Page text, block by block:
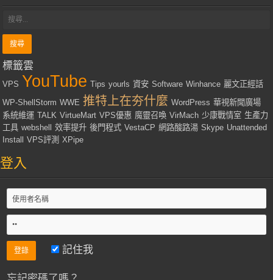
標籤雲
VPS YouTube Tips yourls 資安 Software Winhance 麗文正經話
WP-ShellStorm WWE 推特上在夯什麼 WordPress 華視新聞廣場
系統維運 TALK VirtueMart VPS優惠 魔靈召喚 VirMach 少康戰情室 生產力
工具 webshell 效率提升 後門程式 VestaCP 網路酸路湯 Skype Unattended
Install
VPS評測 XPipe
登入
記住我